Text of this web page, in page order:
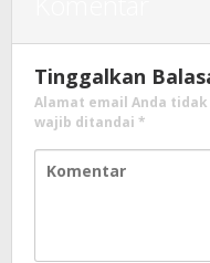
Tinggalkan
Alamat email Anda
wajib ditandai *